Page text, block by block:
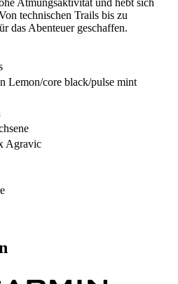
technischen Trails bis zu
das Abenteuer geschaffen.
Lemon/core black/pulse mint
Agravic